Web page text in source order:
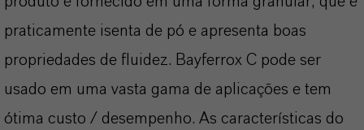
praticamente isenta de pó e apresenta boas
propriedades de fluidez. Bayferrox C pode ser
usado em uma vasta gama de aplicações e tem
ótima custo / desempenho. As características do